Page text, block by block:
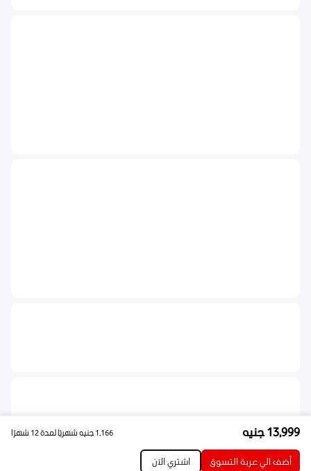
13,999 جنيه 1,166 جنيه شهريًا لمدة 12 شهرًا
أضف الي عربة التسوق اشتري الآن